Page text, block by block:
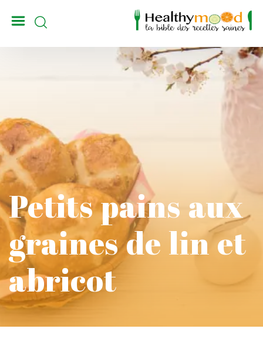
Petits pains aux
graines de lin et
abricot